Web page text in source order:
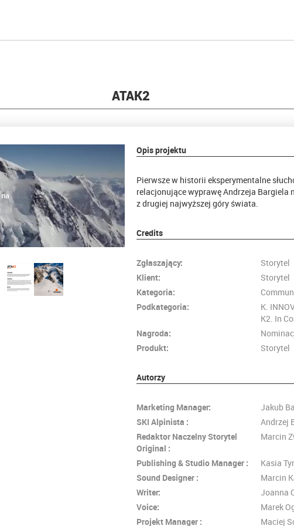
ATAK2
Opis projektu
Pierwsze w historii eksperymentalne
relacjonujące wyprawę Andrzeja Bargiela
z drugiej najwyższej góry świata.
Credits
Zgłaszający:
Storytel
Klient:
Storytel
Kategoria:
Podkategoria:
K.
K2. In
Nagroda:
Produkt:
Storytel
Autorzy
Marketing Manager:
Jakub
SKI Alpinista :
Andrzej
Redaktor Naczelny Storytel
Original :
Marcin
Publishing & Studio Manager :
Kasia
Sound Designer :
Marcin
Writer:
Joanna
Voice:
Marek
Projekt Manager :
Maciej